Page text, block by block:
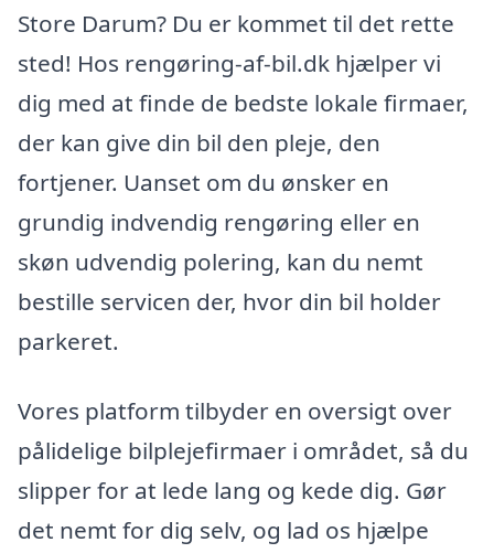
Store Darum? Du er kommet til det rette
sted! Hos rengøring-af-bil.dk hjælper vi
dig med at finde de bedste lokale firmaer,
der kan give din bil den pleje, den
fortjener. Uanset om du ønsker en
grundig indvendig rengøring eller en
skøn udvendig polering, kan du nemt
bestille servicen der, hvor din bil holder
parkeret.
Vores platform tilbyder en oversigt over
pålidelige bilplejefirmaer i området, så du
slipper for at lede lang og kede dig. Gør
det nemt for dig selv, og lad os hjælpe